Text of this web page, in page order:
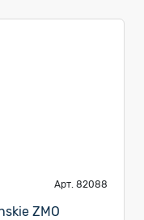
Арт. 82088
ZMO